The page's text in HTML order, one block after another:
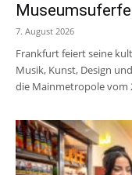
7. August 2026
Frankfurt feiert seine
Musik, Kunst, Design
die Mainmetropole vom